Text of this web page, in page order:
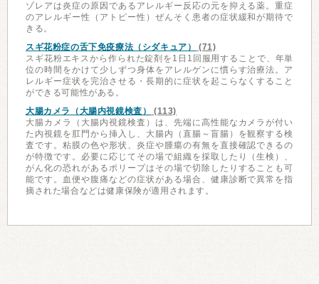
ゾレアは炎症の原因であるアレルギー反応の元を抑える薬。重症
のアレルギー性（アトピー性）ぜんそく患者の症状緩和が期待で
きる。
スギ花粉症の舌下免疫療法（シダキュア）
(71)
スギ花粉エキスから作られた錠剤を1日1回服用することで、年単
位の時間をかけて少しずつ身体をアレルゲンに慣らす治療法。ア
レルギー症状を完治させる・長期的に症状を起こらなくすること
ができる可能性がある。
大腸カメラ（大腸内視鏡検査）
(113)
大腸カメラ（大腸内視鏡検査）は、先端に高性能なカメラが付い
た内視鏡を肛門から挿入し、大腸内（直腸～盲腸）を観察する検
査です。粘膜の色や形状、炎症や腫瘍の有無を直接確認できるの
が特徴です。必要に応じてその場で組織を採取したり（生検）、
がん化の恐れがあるポリープはその場で切除したりすることも可
能です。血便や腹痛などの症状がある場合、健康診断で異常を指
摘された場合などは健康保険が適用されます。